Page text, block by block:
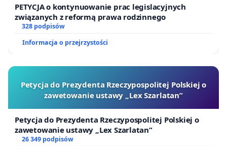
PETYCJA o kontynuowanie prac legislacyjnych
związanych z reformą prawa rodzinnego
328 podpisów
Informacja o przejrzystości
Petycja do Prezydenta Rzeczypospolitej Polskiej o
zawetowanie ustawy „Lex Szarlatan”
Petycja do Prezydenta Rzeczypospolitej Polskiej o
zawetowanie ustawy „Lex Szarlatan”
26 349 podpisów